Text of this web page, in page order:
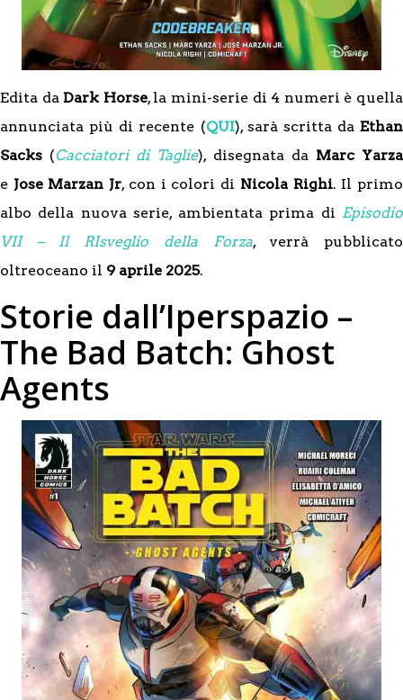
Edita da Dark Horse, la mini-serie di 4 numeri è quella
annunciata più di recente (QUI), sarà scritta daEthan
Sacks (Cacciatori di Taglie), disegnata da Marc Yarza
e Jose Marzan Jr, con i colori di Nicola Righi. Il primo
albo della nuova serie, ambientata prima di Episodio
VII – Il RIsveglio della Forza, verrà pubblicato
oltreoceano il 9 aprile 2025.
Storie dall’Iperspazio –
The Bad Batch: Ghost
Agents